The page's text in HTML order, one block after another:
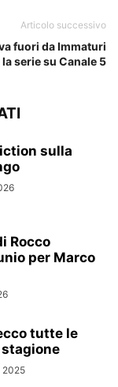
Articolo successivo
fuori da Immaturi
la serie su Canale 5
sulla
Rocco
per Marco
tutte le
2025